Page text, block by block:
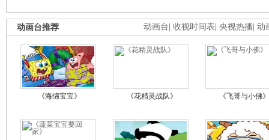
动画台 收视时间表 央视热播 动
动画台推荐
《海绵宝宝》 《花精灵战队》 《飞哥与小佛》